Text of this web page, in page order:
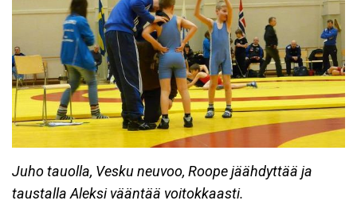
Juho tauolla, Vesku neuvoo, Roope jäähdyttää ja
taustalla Aleksi vääntää voitokkaasti.